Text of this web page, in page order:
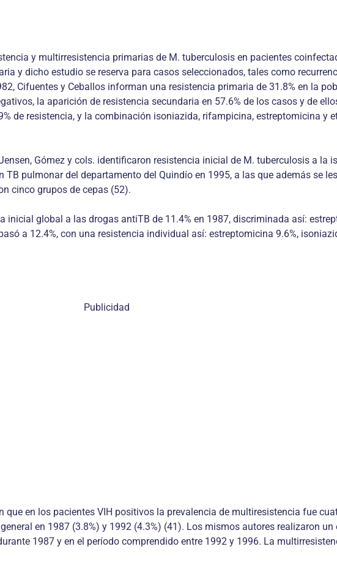
y multirresistencia primarias de M. tuberculosis en pacientes
y dicho estudio se reserva para casos seleccionados, tales como
Cifuentes y Ceballos informan una resistencia primaria de 31.8% en la
la aparición de resistencia secundaria en 57.6% de los casos y de
de resistencia, y la combinación isoniazida, rifampicina, estreptomicina y
Gómez y cols. identificaron resistencia inicial de M. tuberculosis a la
pulmonar del departamento del Quindío en 1995, a las que además se
cinco grupos de cepas (52).
global a las drogas antiTB de 11.4% en 1987, discriminada así:
a 12.4%, con una resistencia individual así: estreptomicina 9.6%,
Publicidad
en los pacientes VIH positivos la prevalencia de multiresistencia fue
en 1987 (3.8%) y 1992 (4.3%) (41). Los mismos autores realizaron
1987 y en el período comprendido entre 1992 y 1996. La